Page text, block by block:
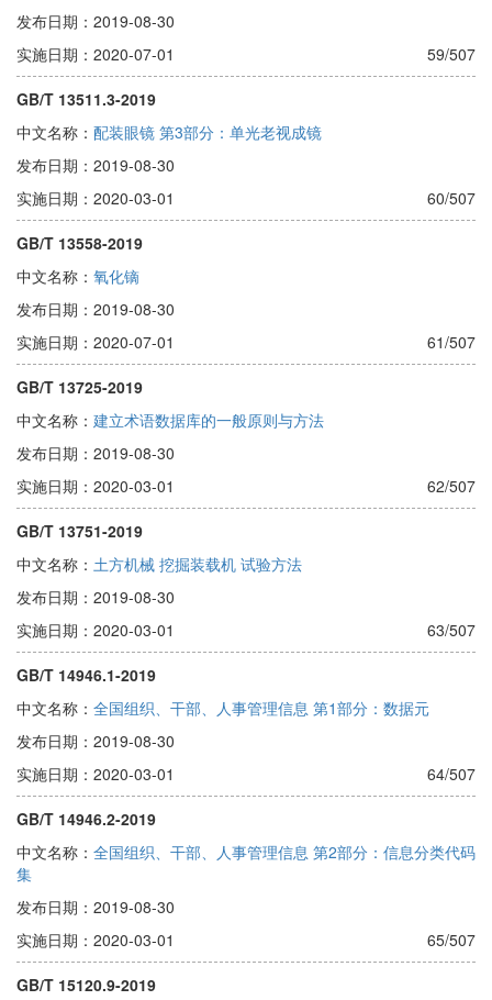
发布日期：2019-08-30
实施日期：2020-07-01
59/507
GB/T 13511.3-2019
中文名称： 配装眼镜 第3部分：单光老视成镜
发布日期：2019-08-30
实施日期：2020-03-01
60/507
GB/T 13558-2019
中文名称： 氧化镝
发布日期：2019-08-30
实施日期：2020-07-01
61/507
GB/T 13725-2019
中文名称： 建立术语数据库的一般原则与方法
发布日期：2019-08-30
实施日期：2020-03-01
62/507
GB/T 13751-2019
中文名称： 土方机械 挖掘装载机 试验方法
发布日期：2019-08-30
实施日期：2020-03-01
63/507
GB/T 14946.1-2019
中文名称： 全国组织、干部、人事管理信息 第1部分：数据元
发布日期：2019-08-30
实施日期：2020-03-01
64/507
GB/T 14946.2-2019
中文名称： 全国组织、干部、人事管理信息 第2部分：信息分类代码
集
发布日期：2019-08-30
实施日期：2020-03-01
65/507
GB/T 15120.9-2019